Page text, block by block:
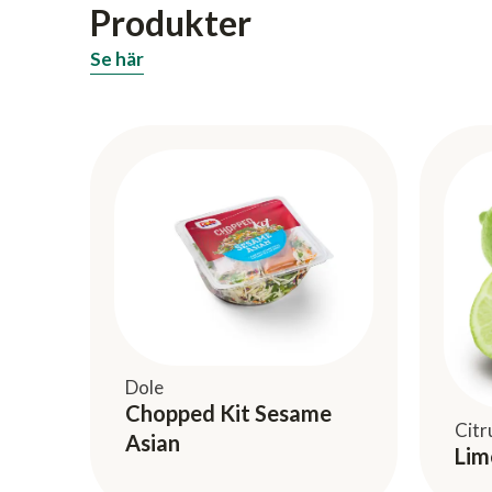
Produkter
Se här
Dole
Chopped Kit Sesame
Asian